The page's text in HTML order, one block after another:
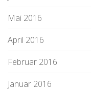
Mai 2016
April 2016
Februar 2016
Januar 2016